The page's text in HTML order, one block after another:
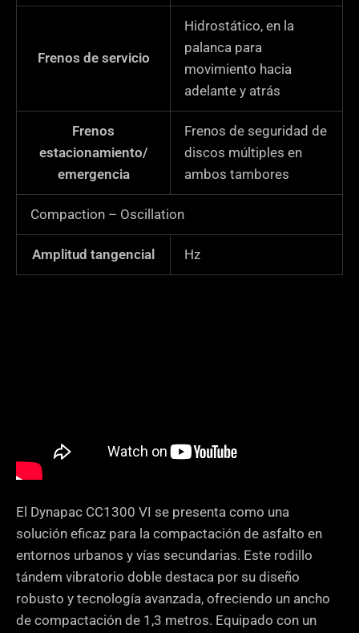
Frenos de servicio
Hidrostático, en la
palanca para
movimiento hacia
adelante y atrás
Frenos
estacionamiento/
emergencia
Frenos de seguridad de
discos múltiples en
ambos tambores
Compaction – Oscillation
Amplitud tangencial Hz
El Dynapac CC1300 VI se presenta como una
solución eficaz para la compactación de asfalto en
entornos urbanos y vías secundarias. Este rodillo
tándem vibratorio doble destaca por su diseño
robusto y tecnología avanzada, ofreciendo un ancho
de compactación de 1,3 metros. Equipado con un